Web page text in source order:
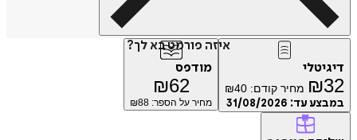
איזה פורמט בא לך?
₪ מחיר קודם: ₪40
עד:31/08/2026
מודפס
₪
מחיר על הספר: ₪88